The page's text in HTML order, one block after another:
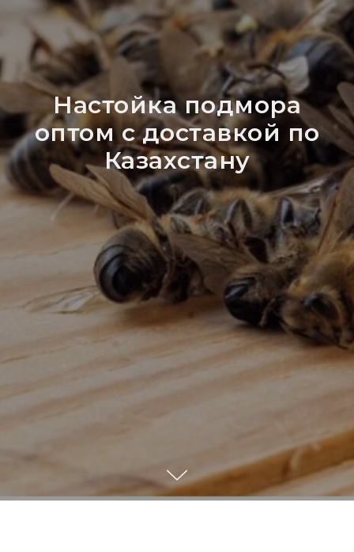
Настойка подмора
оптом с доставкой по
Казахстану